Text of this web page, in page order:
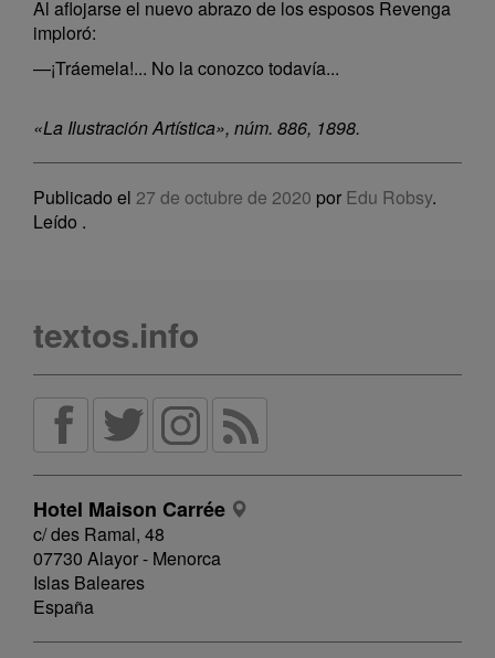
Al aflojarse el nuevo abrazo de los esposos Revenga
imploró:
—¡Tráemela!... No la conozco todavía...
«La Ilustración Artística», núm. 886, 1898.
Publicado el 27 de octubre de 2020 por Edu Robsy.
Leído .
textos.info
Hotel Maison Carrée
c/ des Ramal, 48
07730 Alayor - Menorca
Islas Baleares
España